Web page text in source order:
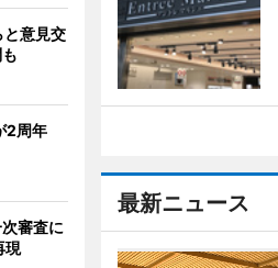
最新ニュース
と意見交
2周年
審査に
現